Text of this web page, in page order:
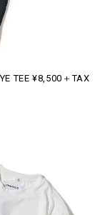
TEE ¥8,500＋TAX